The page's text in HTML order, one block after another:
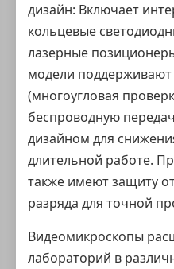
дизайн: Включает
кольцевые
лазерные
модели
(многоугловая
беспроводную
дизайном для
длительной работе.
также имеют защиту
разряда для точной
Видеомикроскопы
лабораторий в